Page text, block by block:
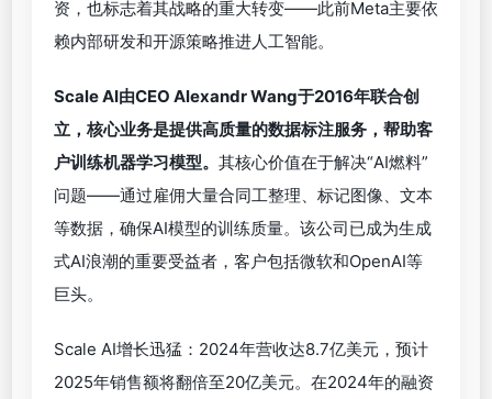
资，也标志着其战略的重大转变——此前Meta主要依
赖内部研发和开源策略推进人工智能。
Scale AI由CEO Alexandr Wang于2016年联合创
立，核心业务是提供高质量的数据标注服务，帮助客
户训练机器学习模型。 其核心价值在于解决“AI燃料”
问题——通过雇佣大量合同工整理、标记图像、文本
等数据，确保AI模型的训练质量。该公司已成为生成
式AI浪潮的重要受益者，客户包括微软和OpenAI等
巨头。
Scale AI增长迅猛：2024年营收达8.7亿美元，预计
2025年销售额将翻倍至20亿美元。在2024年的融资